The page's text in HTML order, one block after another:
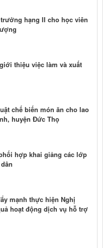
hạng II cho học viên
thiệu việc làm và xuất
chế biến món ăn cho lao
huyện Đức Thọ
hợp khai giảng các lớp
mạnh thực hiện Nghị
hoạt động dịch vụ hỗ trợ